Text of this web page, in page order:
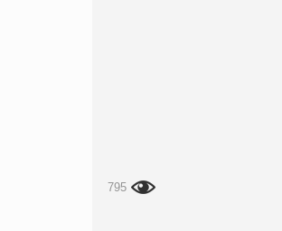
795